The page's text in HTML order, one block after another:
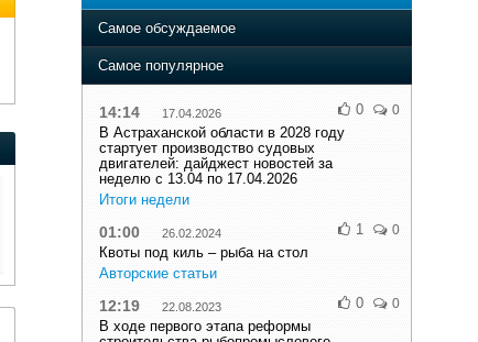
Самое обсуждаемое
Самое популярное
14:14 17.04.2026
В Астраханской области в 2028 году
стартует производство судовых
двигателей: дайджест новостей за
неделю с 13.04 по 17.04.2026
Итоги недели
0 0
01:00 26.02.2024
Квоты под киль – рыба на стол
Авторские статьи
1 0
12:19 22.08.2023
В ходе первого этапа реформы
0 0